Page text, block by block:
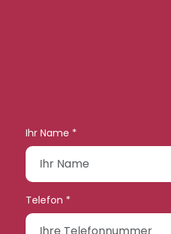
Ihr Name *
Telefon *